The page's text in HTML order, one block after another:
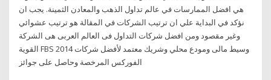
هي افضل الممارسات في عالم تداول الذهب والمعادن الثمينة. يجب ان
نؤكد في البداية علي ان ترتيب الشركات في المقالة هو ترتيب عشوائي
وغير مقصود ومن افضل شركات التداول فى العالم العربى هى الشركة
القوية FBS 2014 وسيط مالى ومودع محلي وشريك معتمد لأفضل شركات